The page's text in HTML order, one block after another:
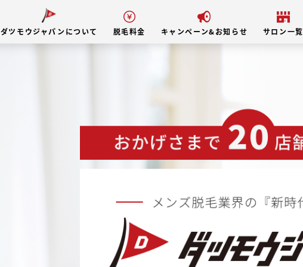
ダツモウジャパンについて 脱毛料金 キャンペーン&お知らせ サロン一覧